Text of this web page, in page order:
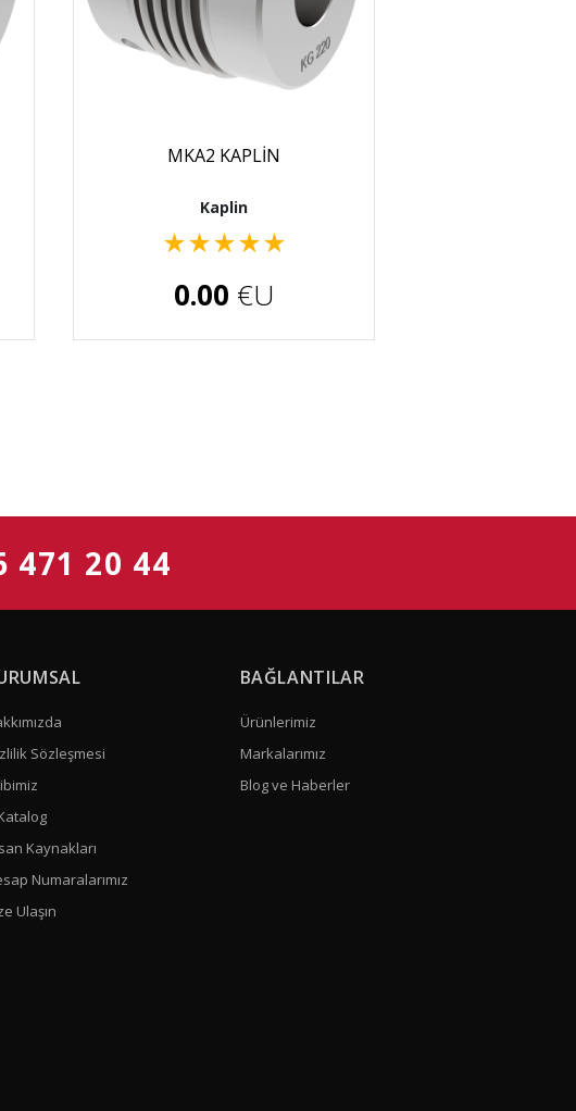
MKA2 KAPLİN
Kaplin
★★★★★
0.00 €U
471 20 44
Sözleşmesi
Kaynakları
Numaralarımız
Ulaşın
BAĞLANTILAR
Ürünlerimiz
Markalarımız
Blog ve Haberler